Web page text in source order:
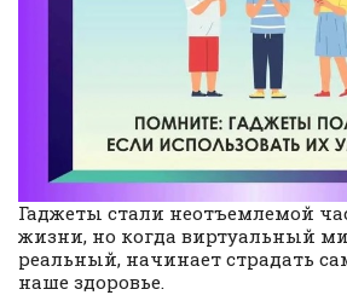
Гаджеты стали неотъемлемой
жизни, но когда виртуальный
реальный, начинает страдать
наше здоровье.